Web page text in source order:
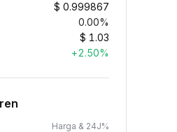
$ 0.999867
0.00%
$ 1.03
+2.50%
Harga & 24J%